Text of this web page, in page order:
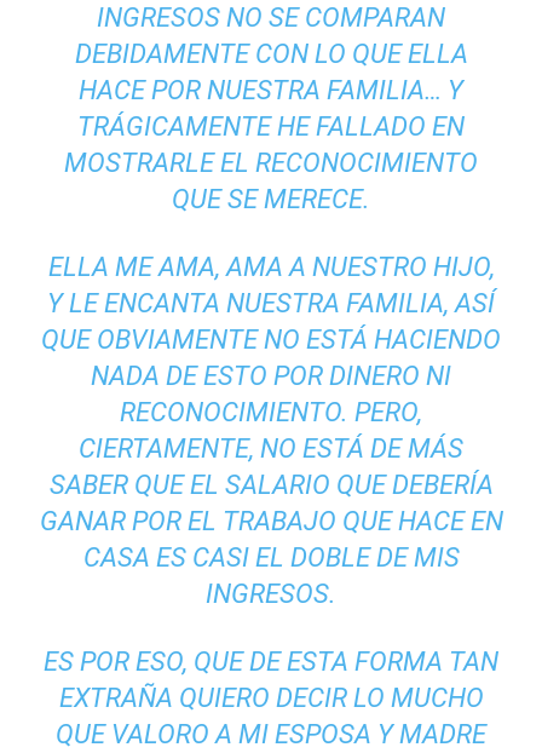
INGRESOS NO SE COMPARAN
DEBIDAMENTE CON LO QUE ELLA
HACE POR NUESTRA FAMILIA… Y
TRÁGICAMENTE HE FALLADO EN
MOSTRARLE EL RECONOCIMIENTO
QUE SE MERECE.
ELLA ME AMA, AMA A NUESTRO HIJO,
Y LE ENCANTA NUESTRA FAMILIA, ASÍ
QUE OBVIAMENTE NO ESTÁ HACIENDO
NADA DE ESTO POR DINERO NI
RECONOCIMIENTO. PERO,
CIERTAMENTE, NO ESTÁ DE MÁS
SABER QUE EL SALARIO QUE DEBERÍA
GANAR POR EL TRABAJO QUE HACE EN
CASA ES CASI EL DOBLE DE MIS
INGRESOS.
ES POR ESO, QUE DE ESTA FORMA TAN
EXTRAÑA QUIERO DECIR LO MUCHO
QUE VALORO A MI ESPOSA Y MADRE